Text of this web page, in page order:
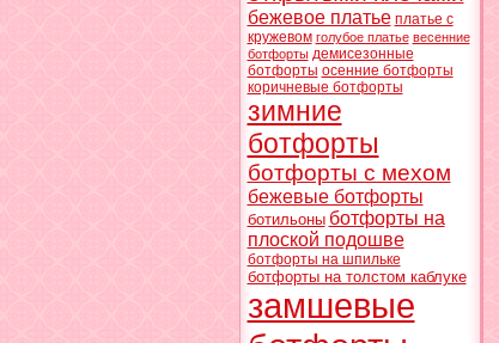
бежевое платье платье с
кружевом голубое платье весенние
ботфорты демисезонные
ботфорты осенние ботфорты
коричневые ботфорты
зимние
ботфорты
ботфорты с мехом
бежевые ботфорты
ботильоны ботфорты на
плоской подошве
ботфорты на шпильке
ботфорты на толстом каблуке
замшевые